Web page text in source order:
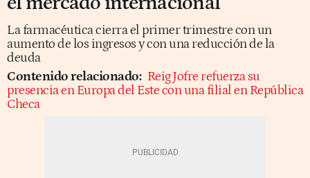
La farmacéutica cierra el primer trimestre con un
aumento de los ingresos y con una reducción de la
deuda
Contenido relacionado: Reig Jofre refuerza su
presencia en Europa del Este con una filial en República
Checa